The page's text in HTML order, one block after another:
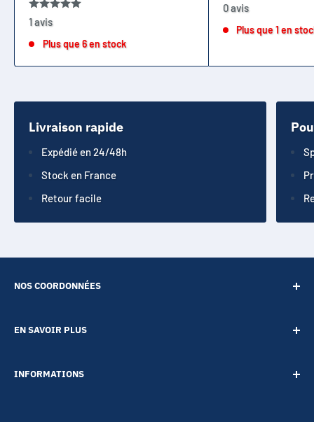
1 avis
Plus que 6 en stock
0 avis
Plus que 1 en
Livraison rapide
Expédié en 24/48h
Stock en France
Retour facile
NOS COORDONNÉES
EN SAVOIR PLUS
A propos
INFORMATIONS